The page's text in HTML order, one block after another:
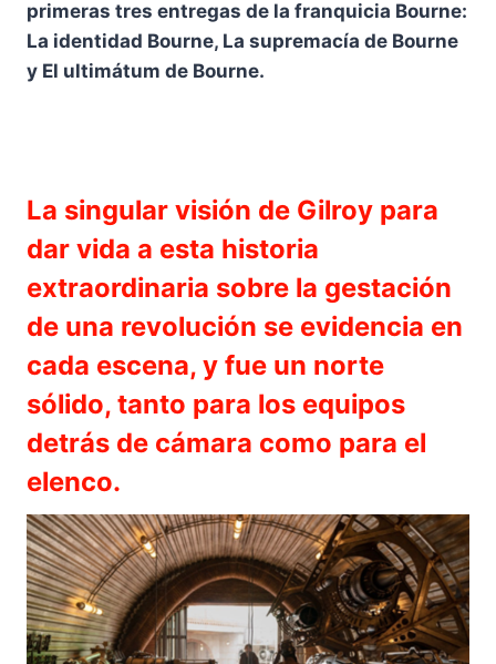
primeras tres entregas de la franquicia Bourne:
La identidad Bourne, La supremacía de Bourne
y El ultimátum de Bourne.
La singular visión de Gilroy para
dar vida a esta historia
extraordinaria sobre la gestación
de una revolución se evidencia en
cada escena, y fue un norte
sólido, tanto para los equipos
detrás de cámara como para el
elenco.